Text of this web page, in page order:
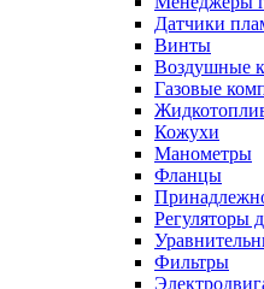
Датчики
Винты
Воздушные
Газовые
Кожухи
Манометры
Фланцы
Регуляторы
Фильтры